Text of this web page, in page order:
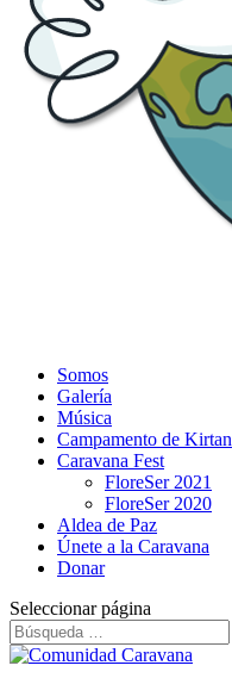
Somos
Galería
Música
Campamento de Kirtan
Caravana Fest
FloreSer 2021
FloreSer 2020
Aldea de Paz
Únete a la Caravana
Donar
Seleccionar página